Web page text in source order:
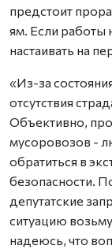
предстоит
ям. Если работы
настаивать на
«Из-за
отсутствия
Объективно,
мусоровозов -
обратиться в
безопасности.
депутатские
ситуацию
надеюсь, что